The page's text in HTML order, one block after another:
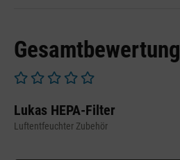
Gesamtbewertung
Lukas HEPA-Filter
Luftentfeuchter Zubehör